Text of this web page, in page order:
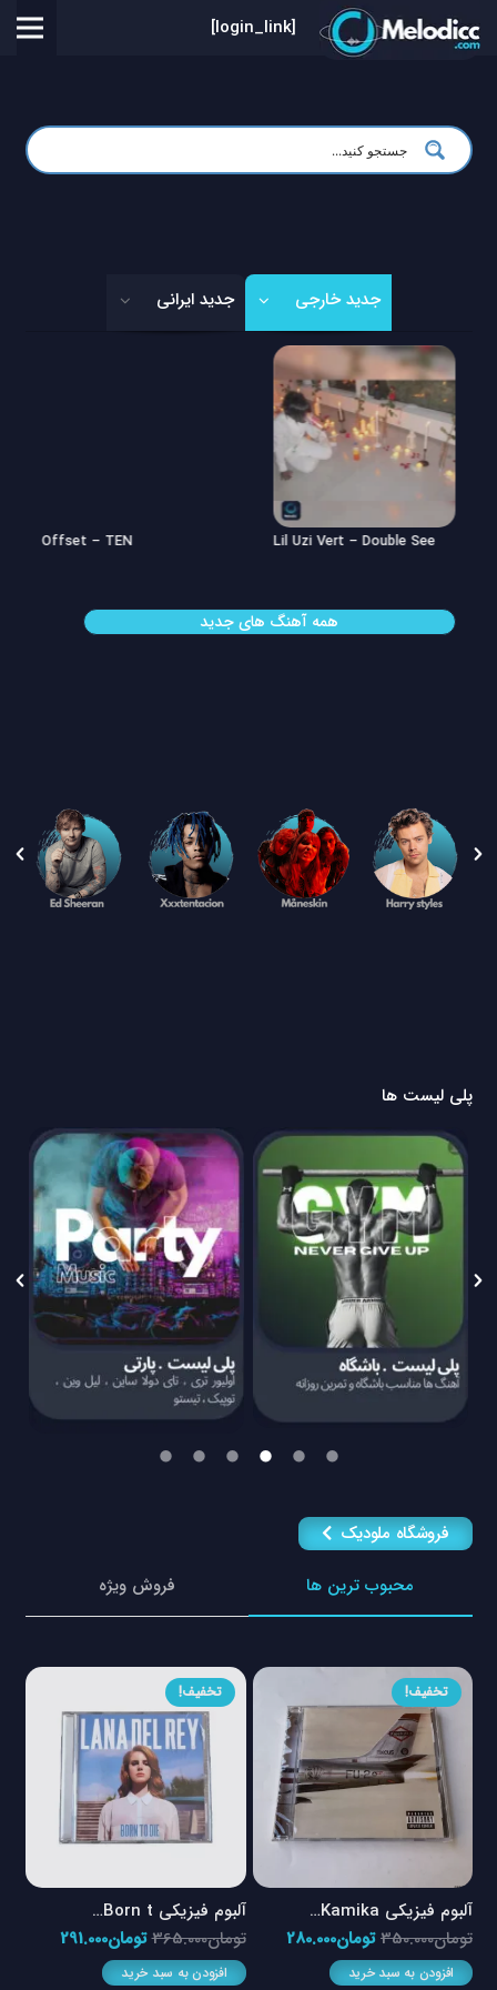
[login_link]
جدید خارجی جدید ایرانی
Lil Uzi Vert – Double See
Offset – TEN
همه آهنگ های جدید
پلی لیست ها
فروشگاه ملودیک
محبوب ترین ها
فروش ویژه
تخفیف!
آلبوم فیزیکی Kamika…
تومان350.000قیمت
اصلی
تومان280.000قیمت
افزودن به سبد خرید
تخفیف!
آلبوم فیزیکی Born t…
تومان365.000قیمت
اصلی
تومان291.000قیمت
افزودن به سبد خرید